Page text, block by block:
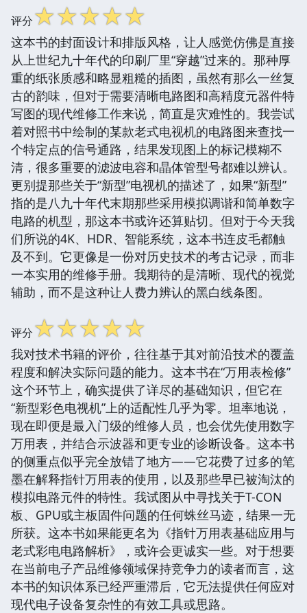
评分☆☆☆☆☆
这本书的封面设计和排版风格，让人感觉仿佛是直接
从上世纪九十年代的印刷厂里“穿越”过来的。那种厚
重的纸张质感和略显粗糙的插图，虽然有那么一丝复
古的韵味，但对于需要清晰电路图和高精度元器件特
写图的现代维修工作来说，简直是灾难性的。我尝试
着对照书中绘制的某款老式电视机的电路图来查找一
个特定点的信号通路，结果发现图上的标记模糊不
清，很多重要的滤波电容和晶体管型号都难以辨认。
更别提那些关于“新型”电视机的描述了，如果“新型”
指的是八九十年代末期那些采用模拟调谐和简单数字
电路的机型，那这本书或许还算贴切。但对于今天我
们所说的4K、HDR、智能系统，这本书连皮毛都触
及不到。它更像是一份对历史技术的考古记录，而非
一本实用的维修手册。我期待的是清晰、现代的视觉
辅助，而不是这种让人费力辨认的黑白线条图。
评分☆☆☆☆☆
我对技术书籍的评价，往往基于其对前沿技术的覆盖
程度和解决实际问题的能力。这本书在“万用表检修”
这个环节上，确实提供了详尽的基础知识，但它在
“新型彩色电视机”上的适配性几乎为零。坦率地说，
现在即便是最入门级的维修人员，也会优先使用数字
万用表，并结合示波器和更专业的诊断设备。这本书
的侧重点似乎完全放错了地方——它花费了过多的笔
墨在解释指针万用表的使用，以及那些早已被淘汰的
模拟电路元件的特性。我试图从中寻找关于T-CON
板、GPU或主板固件问题的任何蛛丝马迹，结果一无
所获。这本书如果能更名为《指针万用表基础应用与
老式彩电电路解析》，或许会更诚实一些。对于想要
在当前电子产品维修领域保持竞争力的读者而言，这
本书的知识体系已经严重滞后，它无法提供任何应对
现代电子设备复杂性的有效工具或思路。